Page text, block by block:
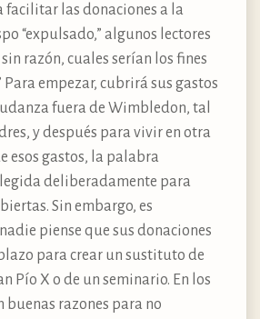
facilitar las donaciones a la
“expulsado,” algunos lectores
razón, cuales serían los fines
Para empezar, cubrirá sus gastos
fuera de Wimbledon, tal
y después para vivir en otra
esos gastos, la palabra
deliberadamente para
Sin embargo, es
piense que sus donaciones
para crear un sustituto de
Pío X o de un seminario. En los
buenas razones para no